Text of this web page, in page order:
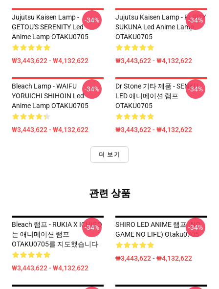
Jujutsu Kaisen Lamp -
GETOU'S SERENITY Led
Anime Lamp OTAKU0705
₩3,443,622 - ₩4,132,622
-34%
Jujutsu Kaisen Lamp - FLIRTY
SUKUNA Led Anime Lamp
OTAKU0705
₩3,443,622 - ₩4,132,622
-34%
Bleach Lamp - WAIFU
YORUICHI SHIHOIN Led
Anime Lamp OTAKU0705
₩3,443,622 - ₩4,132,622
-34%
Dr Stone 기타 제품 - SENKU
LED 애니메이션 램프
OTAKU0705
₩3,443,622 - ₩4,132,622
-34%
더 보기
관련 상품
Bleach 램프 - RUKIA X ICHIGO
는 애니메이션 램프
OTAKU0705를 지도했습니다
₩3,443,622 - ₩4,132,622
-34%
SHIRO LED ANIME 램프 (NO
GAME NO LIFE) Otaku0705
₩3,443,622 - ₩4,132,622
-34%